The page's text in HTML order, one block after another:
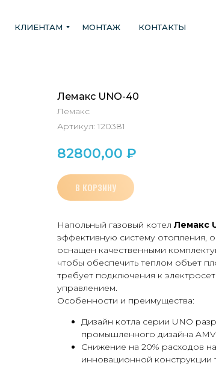
КЛИЕНТАМ МОНТАЖ КОНТАКТЫ
Лемакс UNO-40
Лемакс
Артикул: 120381
82800,00 ₽
В КОРЗИНУ
Напольный газовый котел Лемакс
эффективную систему отопления,
оснащен качественными
чтобы обеспечить теплом объет
требует подключения к
управлением.
Особенности и преимущества:
Дизайн котла серии UNO
промышленного дизайна
Снижение на 20% расходов
инновационной